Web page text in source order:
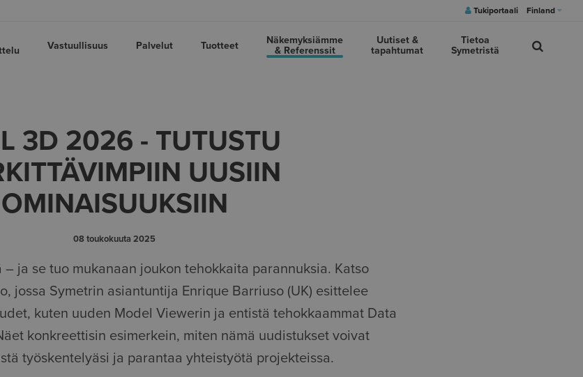
Tukiportaali Finland
Vastuullisuus Palvelut Tuotteet
Näkemyksiämme
& Referenssit
Uutiset &
tapahtumat
Tietoa
Symetristä
3D 2026 - TUTUSTU
UUSIIN
OMINAISUUKSIIN
08 toukokuuta 2025
ja se tuo mukanaan joukon tehokkaita parannuksia. Katso
jossa Symetrin asiantuntija Enrique Barriuso (UK) esittelee
kuten uuden Model Viewerin ja entistä tehokkaammat Data
konkreettisin esimerkein, miten nämä uudistukset voivat
työskentelyäsi ja parantaa yhteistyötä projekteissa.